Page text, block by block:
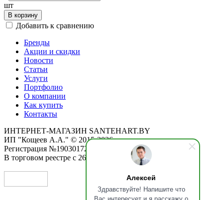
Алексей
Здравствуйте! Напишите что
шт
В корзину
Добавить к сравнению
Бренды
Акции и скидки
Новости
Статьи
Услуги
Портфолио
О компании
Как купить
Контакты
ИНТЕРНЕТ-МАГАЗИН SANTEHART.BY
ИП "Кощеев А.А." © 2015-2026
Регистрация №190301725 от 12.02.2015
В торговом реестре с 26.11.2019